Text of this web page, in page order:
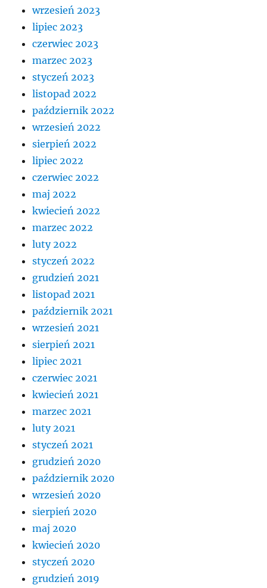
wrzesień 2023
lipiec 2023
czerwiec 2023
marzec 2023
styczeń 2023
listopad 2022
październik 2022
wrzesień 2022
sierpień 2022
lipiec 2022
czerwiec 2022
maj 2022
kwiecień 2022
marzec 2022
luty 2022
styczeń 2022
grudzień 2021
listopad 2021
październik 2021
wrzesień 2021
sierpień 2021
lipiec 2021
czerwiec 2021
kwiecień 2021
marzec 2021
luty 2021
styczeń 2021
grudzień 2020
październik 2020
wrzesień 2020
sierpień 2020
maj 2020
kwiecień 2020
styczeń 2020
grudzień 2019